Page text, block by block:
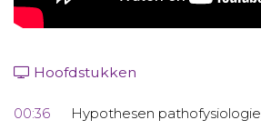
Hoofdstukken
00:36 Hypothesen pathofysiologie